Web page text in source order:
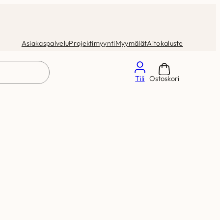
AsiakaspalveluProjektimyyntiMyymälätAitokaluste